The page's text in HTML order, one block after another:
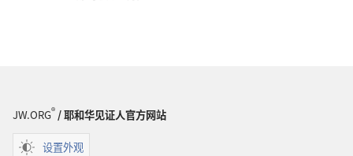
JW.ORG® / 耶和华见证人官方网站
设置外观